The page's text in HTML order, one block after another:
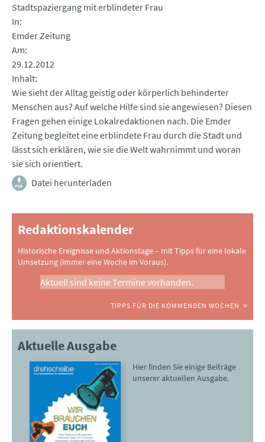
Stadtspaziergang mit erblindeter Frau
In
Emder Zeitung
Am
29.12.2012
Inhalt
Wie sieht der Alltag geistig oder körperlich behinderter
Menschen aus? Auf welche Hilfe sind sie angewiesen? Diesen
Fragen gehen einige Lokalredaktionen nach. Die Emder
Zeitung begleitet eine erblindete Frau durch die Stadt und
lässt sich erklären, wie sie die Welt wahrnimmt und woran
sie sich orientiert.
Datei herunterladen
Redaktionskalender
Historische Ereignisse und Aktionstage – mit Tipps für eine lokale
Umsetzung (immer eine Woche im Voraus).
Aktuell sind keine Termine vorhanden.
TIPPS FÜR DIE KOMMENDEN WOCHEN
Aktuelle Ausgabe
Hier finden Sie einige Beiträge
unserer aktuellen Ausgabe.